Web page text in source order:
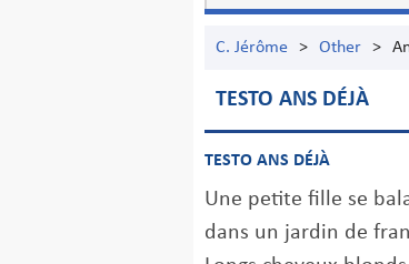
C. Jérôme > Other >
TESTO ANS DÉJÀ
TESTO ANS DÉJÀ
Une petite fille se
dans un jardin de